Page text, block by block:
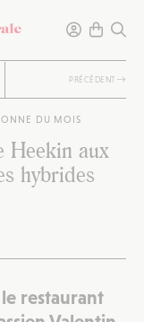
PRÉCÉDENT
DU MOIS
Heekin aux
hybrides
restaurant